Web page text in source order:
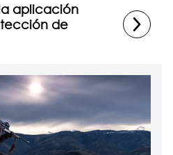
aplicación
de